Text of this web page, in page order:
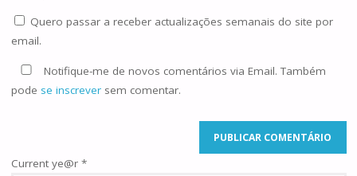
Quero passar a receber actualizações semanais do site por
email.
Notifique-me de novos comentários via Email. Também
pode se inscreversem comentar.
Current ye@r *